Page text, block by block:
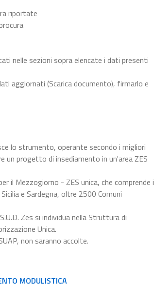
riportate
nelle sezioni sopra elencate i dati presenti
aggiornati (Scarica documento), firmarlo e
lo strumento, operante secondo i migliori
un progetto di insediamento in un'area ZES
il Mezzogiorno - ZES unica, che comprende i
e Sardegna, oltre 2500 Comuni
Zes si individua nella Struttura di
Unica.
non saranno accolte.
MODULISTICA